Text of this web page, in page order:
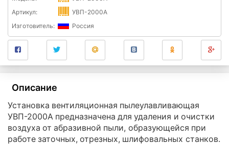
Артикул:
УВП-2000А
Изготовитель:
Россия
Описание
Установка вентиляционная пылеулавливающая
УВП-2000А предназначена для удаления и очистки
воздуха от абразивной пыли, образующейся при
работе заточных, отрезных, шлифовальных станков.